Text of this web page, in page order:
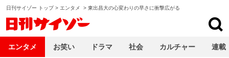
日刊サイゾー トップ> エンタメ > 東出昌大の心変わりの早さに衝撃広がる
エンタメ お笑い ドラマ 社会 カルチャー 連載